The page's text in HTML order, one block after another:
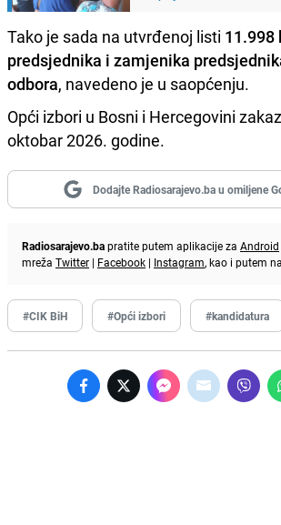
Tako je sada na utvrđenoj listi 11.998
predsjednika i zamjenika
odbora, navedeno je u saopćenju.
Opći izbori u Bosni i Hercegovini
oktobar 2026. godine.
Dodajte Radiosarajevo.ba u omiljene
Radiosarajevo.bapratite putem aplikacije za Android
mreža Twitter | Facebook | Instagram, kao i putem
#CIK BiH #Opći izbori #kandidatura